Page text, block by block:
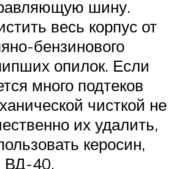
шину.
весь корпус от
бензинового
опилок. Если
много подтеков
чисткой не
их удалить,
керосин,
ВД-40.